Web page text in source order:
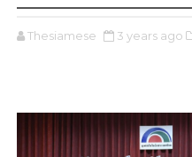
Thesiamese 3 years ago